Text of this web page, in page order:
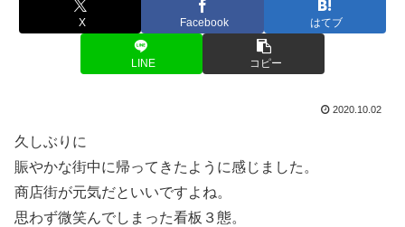
X Facebook はてブ
LINE コピー
2020.10.02
久しぶりに
賑やかな街中に帰ってきたように感じました。
商店街が元気だといいですよね。
思わず微笑んでしまった看板３態。